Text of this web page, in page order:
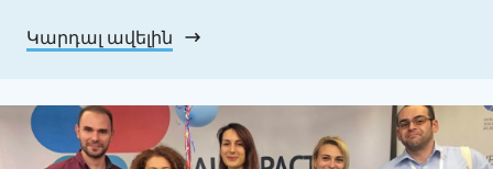
Կարդալ ավելին